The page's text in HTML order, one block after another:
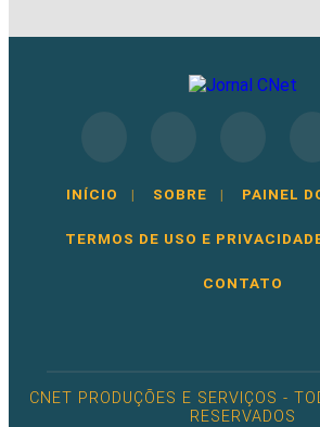
INÍCIO | SOBRE | PAINEL
TERMOS DE USO E
CONTATO
CNET PRODUÇÕES E SERVIÇOS -
RESERVADOS